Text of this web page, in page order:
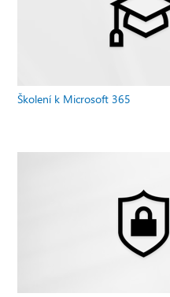
Školení k Microsoft 365